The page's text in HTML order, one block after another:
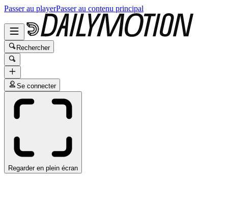
Passer au playerPasser au contenu principal
Rechercher
Se connecter
Regarder en plein écran